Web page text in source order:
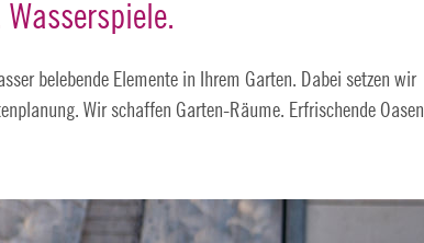
belebende Elemente in Ihrem Garten. Dabei setzen wir
Wir schaffen Garten-Räume. Erfrischende Oasen